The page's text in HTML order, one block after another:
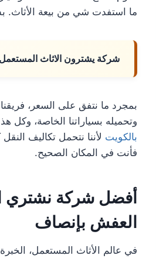
ما استفدت شي من بيعة الأثاث.
شركة يشترون الاثاث
بمجرد ما نتفق على السعر، فريقنا
وتحميله بسياراتنا الخاصة، وكل
بالكويت لأننا نتحمل تكاليف
فأنت في المكان الصحيح.
أفضل شركة نشتري
العفش بإنصاف
في عالم الأثاث المستعمل،